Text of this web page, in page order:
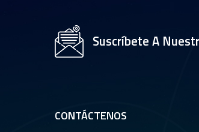
Suscríbete A
CONTÁCTENOS